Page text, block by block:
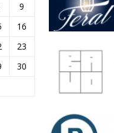
9
16
23
30